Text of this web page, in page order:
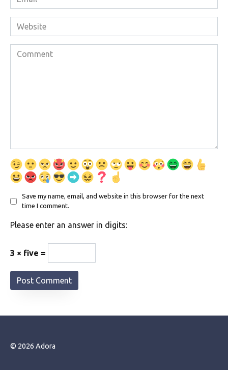
*
Website
Comment
Save my name, email, and website in this browser for the next
time I comment.
Please enter an answer in digits:
3 × five =
© 2026 Adora